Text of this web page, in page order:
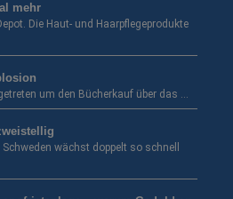
mehr
Die Haut- und Haarpflegeprodukte
um den Bücherkauf über das …
wächst doppelt so schnell